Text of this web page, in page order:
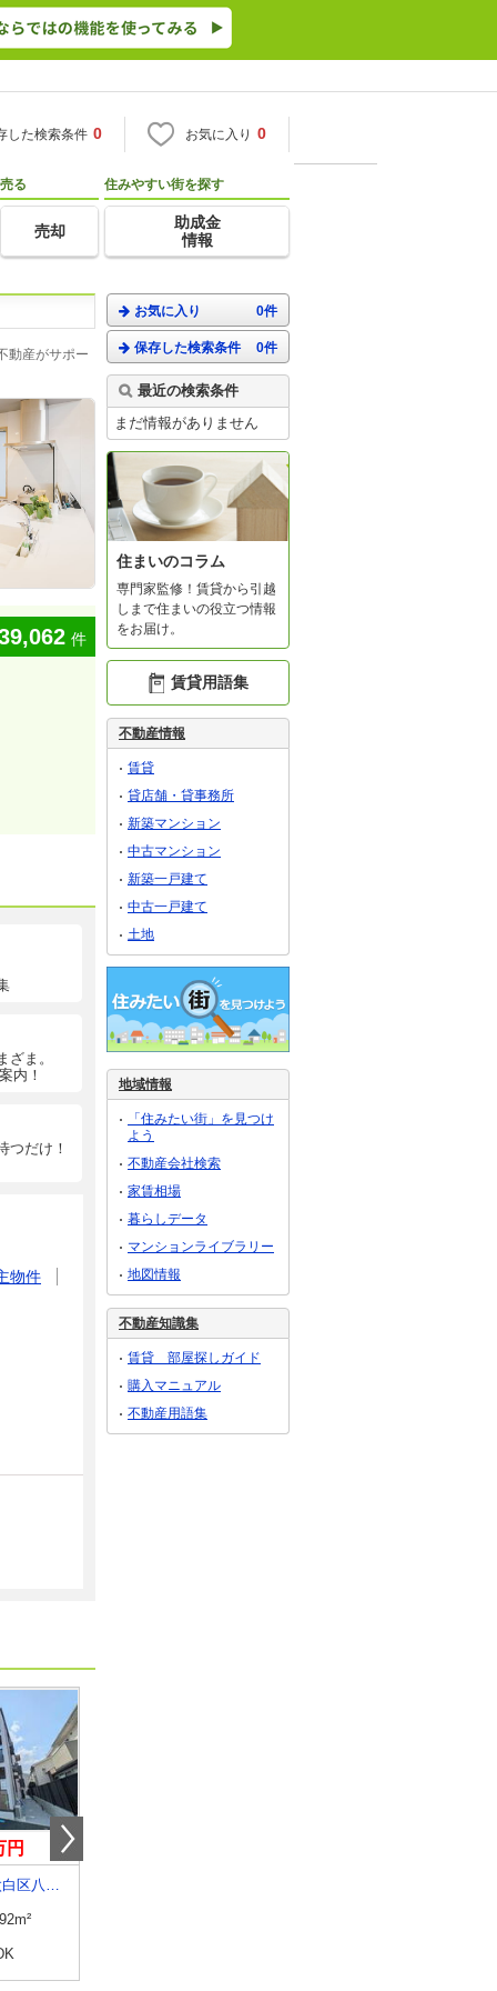
した検索条件 0 お気に入り 0
売る
売却
住みやすい街を探す
助成金
情報
動産がサポー
件
ま。
内！
つだけ！
物件
円
宮城県仙台市太白区八本松１
お気に入り 0件
保存した検索条件 0件
最近の検索条件
まだ情報がありません
住まいのコラム
専門家監修！賃貸から引越
しまで住まいの役立つ情報
をお届け。
賃貸用語集
不動産情報
賃貸
貸店舗・貸事務所
新築マンション
中古マンション
新築一戸建て
中古一戸建て
土地
地域情報
「住みたい街」を見つけ
よう
不動産会社検索
家賃相場
暮らしデータ
マンションライブラリー
地図情報
不動産知識集
賃貸 部屋探しガイド
購入マニュアル
不動産用語集